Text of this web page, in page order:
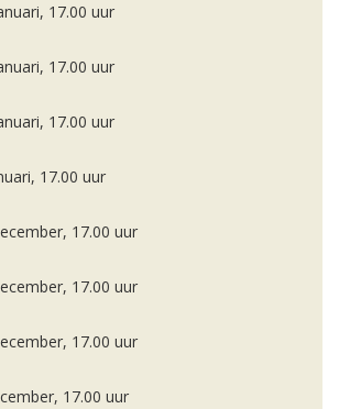
17.00 uur
17.00 uur
17.00 uur
17.00 uur
17.00 uur
17.00 uur
17.00 uur
17.00 uur